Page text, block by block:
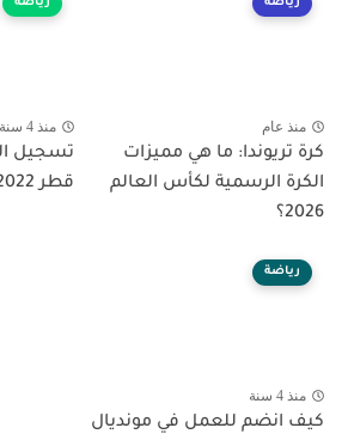
رياضة
منذ عام
كرة تريوندا: ما هي مميزات
الكرة الرسمية لكأس العالم
2026؟
رياضة
منذ 4 سنة
تسجيل
قطر 2022
رياضة
منذ 4 سنة
كيف انضم للعمل في مونديال